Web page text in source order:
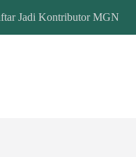
Jadi Kontributor MGN